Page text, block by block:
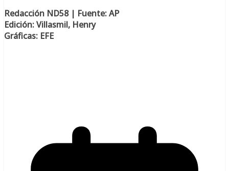
Redacción ND58 | Fuente: AP
Edición: Villasmil, Henry
Gráficas: EFE